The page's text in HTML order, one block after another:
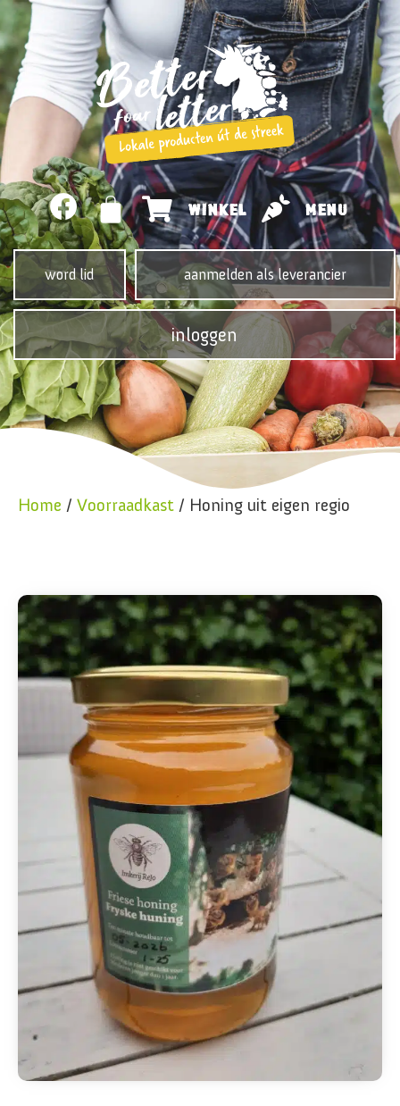
WINKEL MENU
word lid aanmelden als leverancier
inloggen
Home / Voorraadkast / Honing uit eigen regio